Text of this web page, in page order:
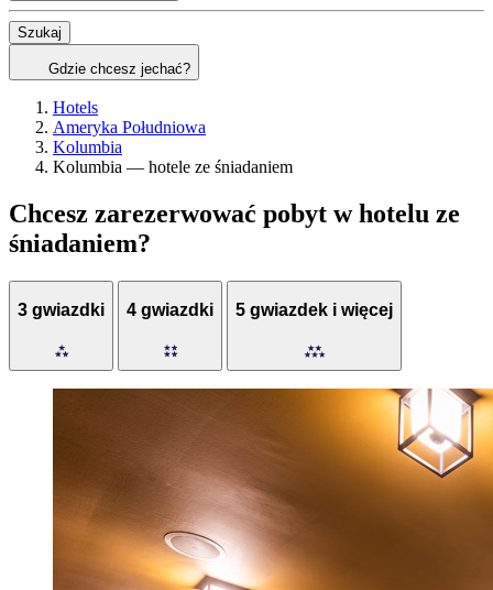
Szukaj
Gdzie chcesz jechać?
Hotels
Ameryka Południowa
Kolumbia
Kolumbia — hotele ze śniadaniem
Chcesz zarezerwować pobyt w hotelu ze
śniadaniem?
3 gwiazdki 4 gwiazdki 5 gwiazdek i więcej